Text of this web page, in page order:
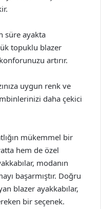
süre ayakta
topuklu blazer
artırır.
uygun renk ve
daha çekici
mükemmel bir
hem de özel
modanın
başarmıştır. Doğru
blazer ayakkabılar,
bir seçenek.